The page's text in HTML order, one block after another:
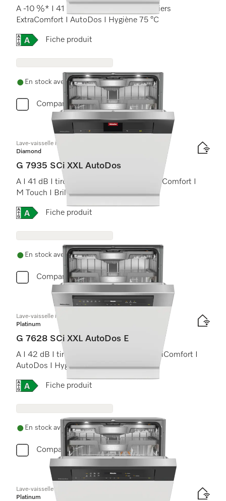
A -10 %* I 41 dB I tiroir à couverts I paniers
ExtraComfort I AutoDos I Hygiène 75 °C
Online Label Flag, Étiquette énergétique
Fiche produit
En stock avec livraison gratuite
Comparer
Lave-vaisselle intégré
Diamond
G 7935 SCi XXL AutoDos
A I 41 dB I tiroir à couverts I paniers MaxiComfort I
M Touch I BrilliantLight
Online Label Flag, Étiquette énergétique
Fiche produit
En stock avec livraison gratuite
Comparer
Lave-vaisselle intégrable XXL
Platinum
G 7628 SCi XXL AutoDos E
A I 42 dB I tiroir à couverts I paniers MaxiComfort I
AutoDos I Hygiène 75 °C
Online Label Flag, Étiquette énergétique
Fiche produit
En stock avec livraison gratuite
Comparer
Lave-vaisselle intégré
Platinum